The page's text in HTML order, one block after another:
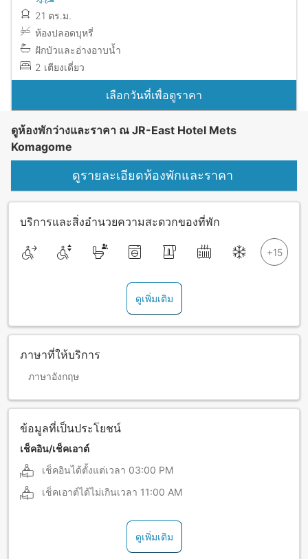
21 ตร.ม.
ห้องปลอดบุหรี่
ฝักบัวและอ่างอาบน้ำ
2 เตียงเดี่ยว
เลือกวันที่เพื่อดูราคา
ดูห้องพักว่างและราคา ณ JR-East Hotel Mets
Komagome
ดูรายละเอียดห้องพักและราคา
บริการและสิ่งอำนวยความสะดวกของที่พัก
ดูเพิ่มเติม
ภาษาที่ให้บริการ
ภาษาอังกฤษ
ข้อมูลที่เป็นประโยชน์
เช็คอิน/เช็คเอาต์
เช็คอินได้ตั้งแต่เวลา 03:00 PM
เช็คเอาต์ได้ไม่เกินเวลา 11:00 AM
ดูเพิ่มเติม